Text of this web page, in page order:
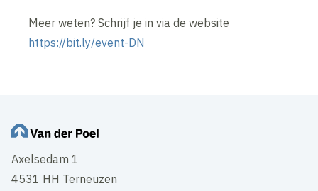
Meer weten? Schrijf je in via de website
https://bit.ly/event-DN
Axelsedam 1
4531 HH Terneuzen